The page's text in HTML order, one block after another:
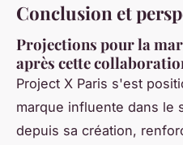
Conclusion et
Projections pour la
après cette
Project X Paris s'est
marque influente dans le
depuis sa création,